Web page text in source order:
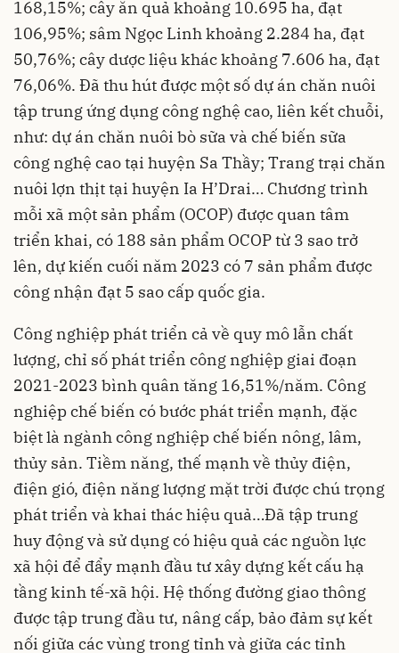
168,15%; cây ăn quả khoảng 10.695 ha, đạt
106,95%; sâm Ngọc Linh khoảng 2.284 ha, đạt
50,76%; cây dược liệu khác khoảng 7.606 ha, đạt
76,06%. Đã thu hút được một số dự án chăn nuôi
tập trung ứng dụng công nghệ cao, liên kết chuỗi,
như: dự án chăn nuôi bò sữa và chế biến sữa
công nghệ cao tại huyện Sa Thầy; Trang trại chăn
nuôi lợn thịt tại huyện Ia H’Drai… Chương trình
mỗi xã một sản phẩm (OCOP) được quan tâm
triển khai, có 188 sản phẩm OCOP từ 3 sao trở
lên, dự kiến cuối năm 2023 có 7 sản phẩm được
công nhận đạt 5 sao cấp quốc gia.
Công nghiệp phát triển cả về quy mô lẫn chất
lượng, chỉ số phát triển công nghiệp giai đoạn
2021-2023 bình quân tăng 16,51%/năm. Công
nghiệp chế biến có bước phát triển mạnh, đặc
biệt là ngành công nghiệp chế biến nông, lâm,
thủy sản. Tiềm năng, thế mạnh về thủy điện,
điện gió, điện năng lượng mặt trời được chú trọng
phát triển và khai thác hiệu quả…Đã tập trung
huy động và sử dụng có hiệu quả các nguồn lực
xã hội để đẩy mạnh đầu tư xây dựng kết cấu hạ
tầng kinh tế-xã hội. Hệ thống đường giao thông
được tập trung đầu tư, nâng cấp, bảo đảm sự kết
nối giữa các vùng trong tỉnh và giữa các tỉnh